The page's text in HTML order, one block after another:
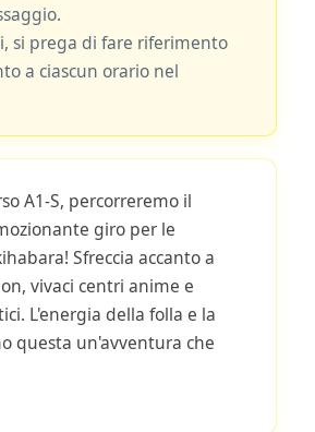
si prega di fare riferimento
a ciascun orario nel
A1-S, percorreremo il
giro per le
Sfreccia accanto a
vivaci centri anime e
L'energia della folla e la
questa un'avventura che